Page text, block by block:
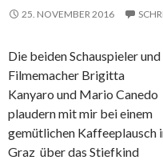
25. NOVEMBER 2016
Die beiden Schauspieler und
Filmemacher Brigitta
Kanyaro und Mario Canedo
plaudern mit mir bei einem
gemütlichen Kaffeeplausch
Graz über das Stiefkind